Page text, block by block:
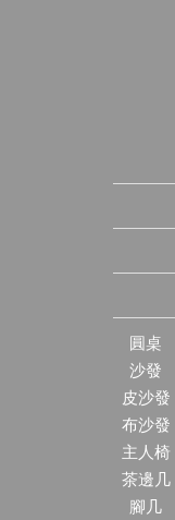
圓桌
沙發
皮沙發
布沙發
主人椅
茶邊几
腳几